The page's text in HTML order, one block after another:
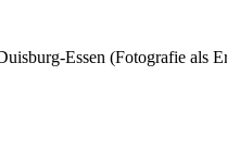
Essen (Fotografie als